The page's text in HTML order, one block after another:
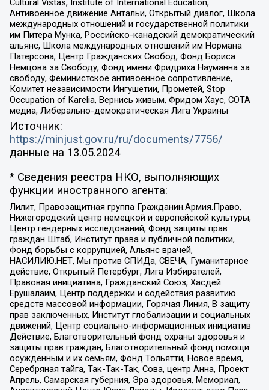
Cultural Vistas, Institute of International Education,
Антивоенное движение Антальи, Открытый диалог, Школа
международных отношений и государственной политики
им Питера Мунка, Российско-канадский демократический
альянс, Школа международных отношений им Нормана
Патерсона, Центр Гражданских Свобод, Фонд Бориса
Немцова за Свободу, Фонд имени Фридриха Науманна за
свободу, Феминистское антивоенное сопротивление,
Комитет независимости Ингушетии, Прометей, Stop
Occupation of Karelia, Вернись живым, Фридом Хаус, СОТА
медиа, Либерально-демократическая Лига Украины
Источник:
https://minjust.gov.ru/ru/documents/7756/
данные на 13.05.2024
* Сведения реестра НКО, выполняющих
функции иностранного агента:
Лилит, Правозащитная группа Гражданин.Армия.Право,
Нижегородский центр немецкой и европейской культуры,
Центр гендерных исследований, Фонд защиты прав
граждан Штаб, Институт права и публичной политики,
Фонд борьбы с коррупцией, Альянс врачей,
НАСИЛИЮ.НЕТ, Мы против СПИДа, СВЕЧА, Гуманитарное
действие, Открытый Петербург, Лига Избирателей,
Правовая инициатива, Гражданский Союз, Хасдей
Ерушалаим, Центр поддержки и содействия развитию
средств массовой информации, Горячая Линия, В защиту
прав заключенных, Институт глобализации и социальных
движений, Центр социально-информационных инициатив
Действие, Благотворительный фонд охраны здоровья и
защиты прав граждан, Благотворительный фонд помощи
осужденным и их семьям, Фонд Тольятти, Новое время,
Серебряная тайга, Так-Так-Так, Сова, центр Анна, Проект
Апрель, Самарская губерния, Эра здоровья, Мемориал,